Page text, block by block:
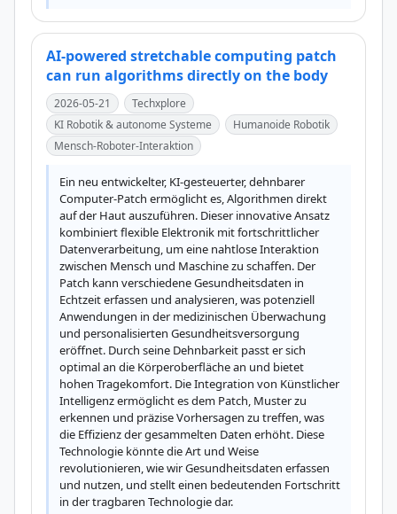
AI-powered stretchable computing patch
can run algorithms directly on the body
2026-05-21
Techxplore
KI Robotik & autonome Systeme
Humanoide Robotik
Mensch-Roboter-Interaktion
Ein neu entwickelter, KI-gesteuerter, dehnbarer
Computer-Patch ermöglicht es, Algorithmen direkt
auf der Haut auszuführen. Dieser innovative Ansatz
kombiniert flexible Elektronik mit fortschrittlicher
Datenverarbeitung, um eine nahtlose Interaktion
zwischen Mensch und Maschine zu schaffen. Der
Patch kann verschiedene Gesundheitsdaten in
Echtzeit erfassen und analysieren, was potenziell
Anwendungen in der medizinischen Überwachung
und personalisierten Gesundheitsversorgung
eröffnet. Durch seine Dehnbarkeit passt er sich
optimal an die Körperoberfläche an und bietet
hohen Tragekomfort. Die Integration von Künstlicher
Intelligenz ermöglicht es dem Patch, Muster zu
erkennen und präzise Vorhersagen zu treffen, was
die Effizienz der gesammelten Daten erhöht. Diese
Technologie könnte die Art und Weise
revolutionieren, wie wir Gesundheitsdaten erfassen
und nutzen, und stellt einen bedeutenden Fortschritt
in der tragbaren Technologie dar.